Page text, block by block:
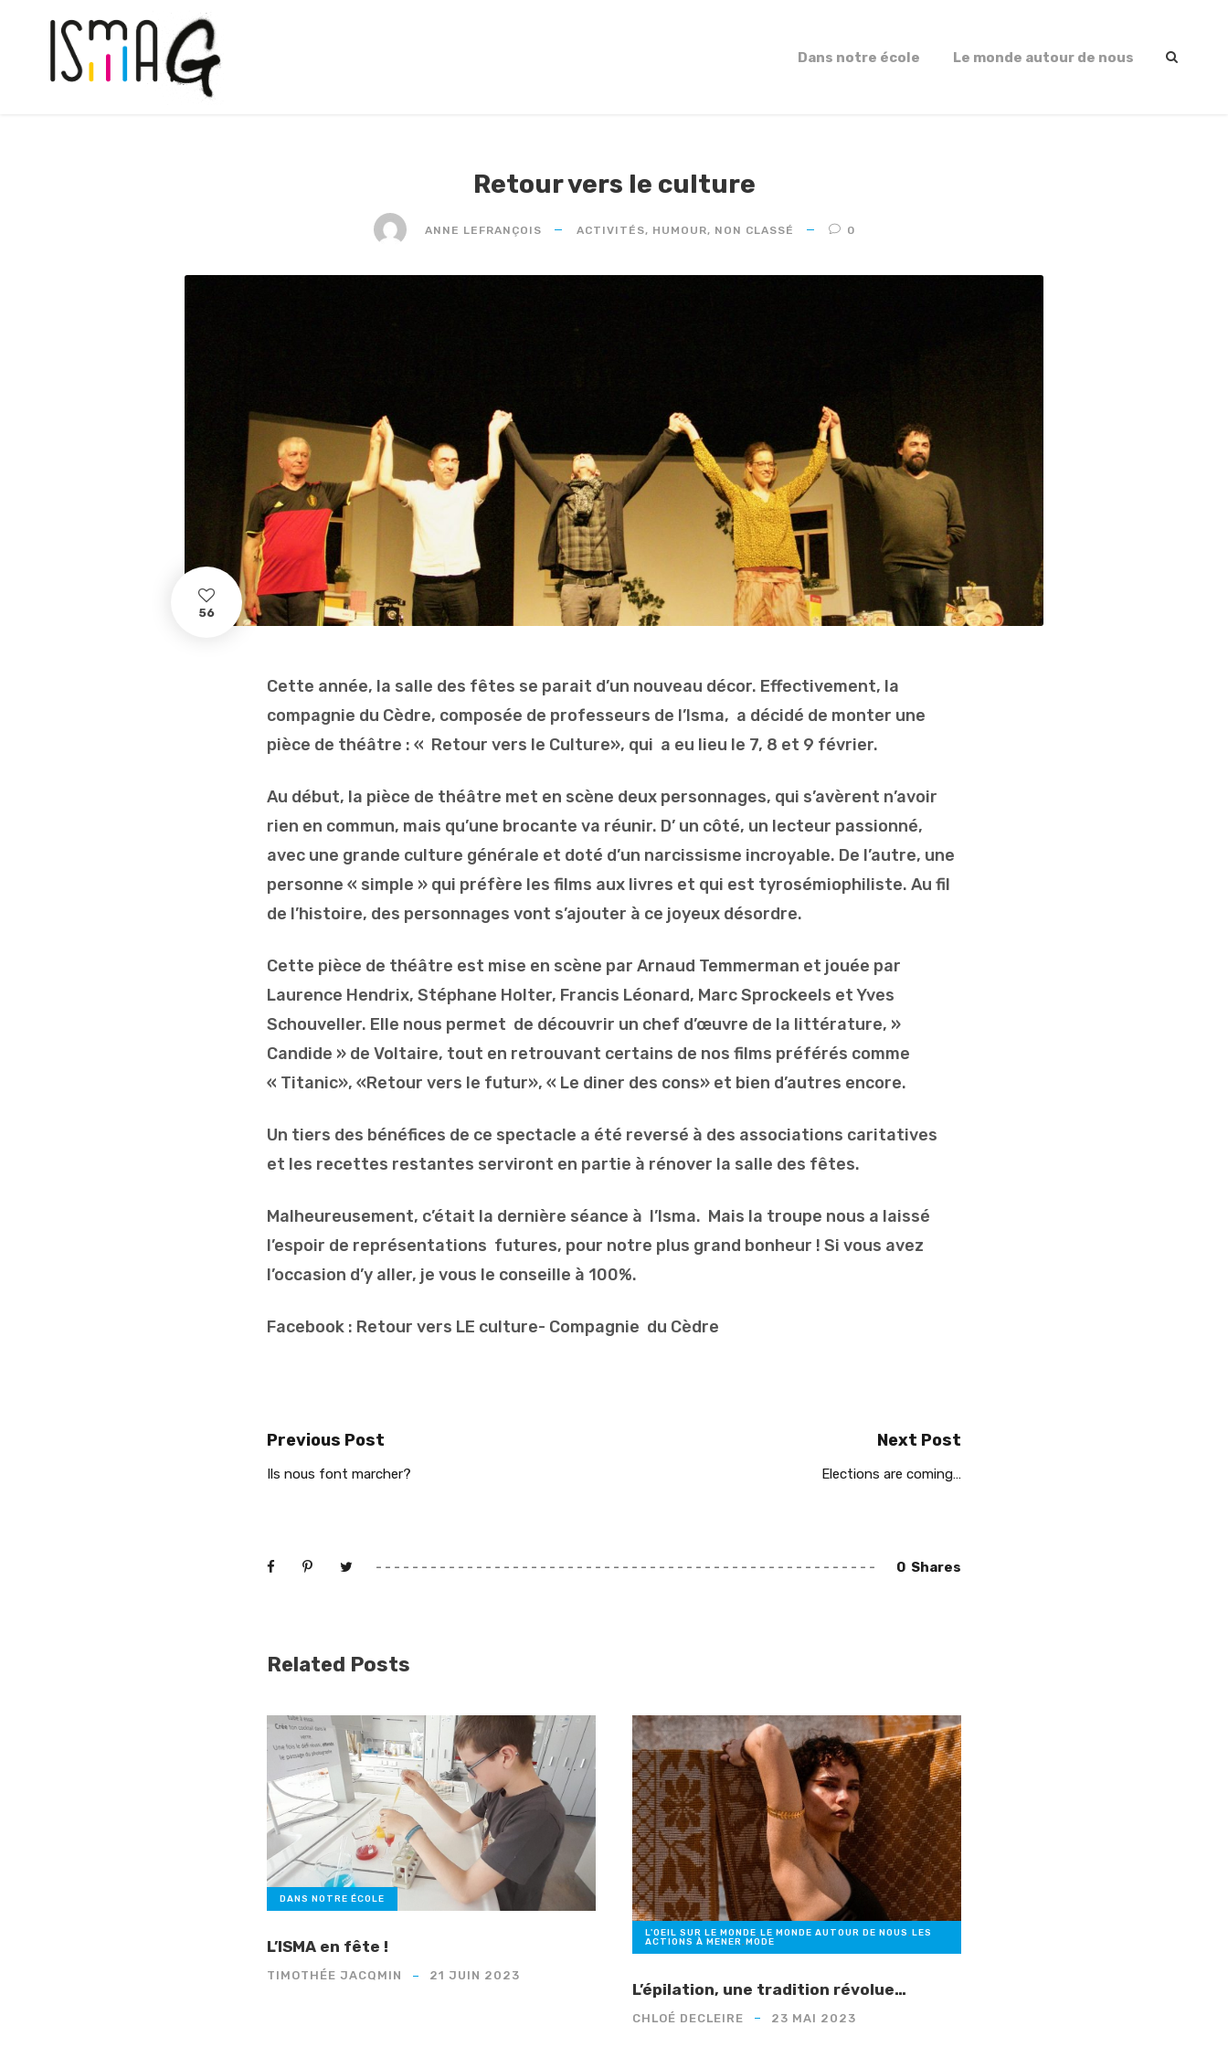
Dans notre école Le monde autour de nous
Retour vers le culture
ANNE LEFRANÇOIS ACTIVITÉS, HUMOUR, NON CLASSÉ 0
56
Cette année, la salle des fêtes se parait d’un nouveau décor. Effectivement, la
compagnie du Cèdre, composée de professeurs de l’Isma, a décidé de monter une
pièce de théâtre : « Retour vers le Culture», qui a eu lieu le 7, 8 et 9 février.
Au début, la pièce de théâtre met en scène deux personnages, qui s’avèrent n’avoir
rien en commun, mais qu’une brocante va réunir. D’ un côté, un lecteur passionné,
avec une grande culture générale et doté d’un narcissisme incroyable. De l’autre, une
personne « simple » qui préfère les films aux livres et qui est tyrosémiophiliste. Au fil
de l’histoire, des personnages vont s’ajouter à ce joyeux désordre.
Cette pièce de théâtre est mise en scène par Arnaud Temmerman et jouée par
Laurence Hendrix, Stéphane Holter, Francis Léonard, Marc Sprockeels et Yves
Schouveller. Elle nous permet de découvrir un chef d’œuvre de la littérature, »
Candide » de Voltaire, tout en retrouvant certains de nos films préférés comme
« Titanic», «Retour vers le futur», « Le diner des cons» et bien d’autres encore.
Un tiers des bénéfices de ce spectacle a été reversé à des associations caritatives
et les recettes restantes serviront en partie à rénover la salle des fêtes.
Malheureusement, c’était la dernière séance à l’Isma. Mais la troupe nous a laissé
l’espoir de représentations futures, pour notre plus grand bonheur ! Si vous avez
l’occasion d’y aller, je vous le conseille à 100%.
Facebook : Retour vers LE culture- Compagnie du Cèdre
Previous Post
Ils nous font marcher?
Next Post
Elections are coming…
0 Shares
Related Posts
DANS NOTRE ÉCOLE
L’ISMA en fête !
TIMOTHÉE JACQMIN 21 JUIN 2023
L'OEIL SUR LE MONDE,LE MONDE AUTOUR DE NOUS,LES
ACTIONS À MENER,MODE
L’épilation, une tradition révolue…
CHLOÉ DECLEIRE 23 MAI 2023